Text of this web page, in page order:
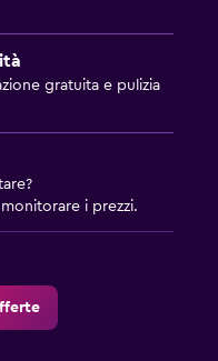
gratuita e pulizia
i prezzi.